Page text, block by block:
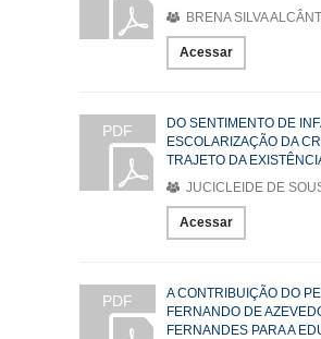
BRENA SILVA
Acessar
PDF
DO SENTIMENTO DE
ESCOLARIZAÇÃO DA
TRAJETO DA
JUCICLEIDE DE
Acessar
PDF
A CONTRIBUIÇÃO DO
FERNANDO DE
FERNANDES PARA A